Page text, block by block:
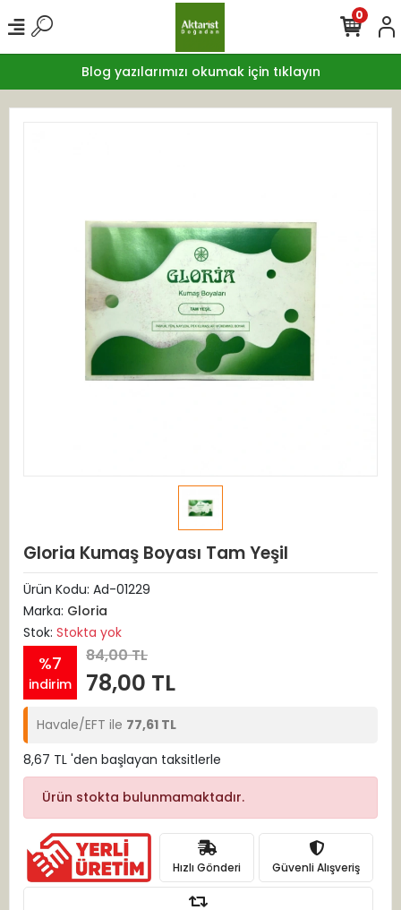
Blog yazılarımızı okumak için tıklayın
0
Gloria Kumaş Boyası Tam Yeşil
Ürün Kodu: Ad-01229
Marka: Gloria
Stok: Stokta yok
%7
indirim
84,00 TL
78,00 TL
Havale/EFT ile 77,61 TL
8,67 TL 'den başlayan taksitlerle
Ürün stokta bulunmamaktadır.
Hızlı Gönderi Güvenli Alışveriş